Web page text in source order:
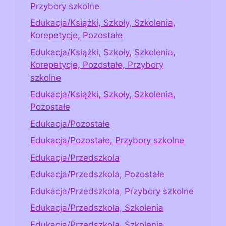
Przybory szkolne
Edukacja/Książki, Szkoły, Szkolenia,
Korepetycje, Pozostałe
Edukacja/Książki, Szkoły, Szkolenia,
Korepetycje, Pozostałe, Przybory
szkolne
Edukacja/Książki, Szkoły, Szkolenia,
Pozostałe
Edukacja/Pozostałe
Edukacja/Pozostałe, Przybory szkolne
Edukacja/Przedszkola
Edukacja/Przedszkola, Pozostałe
Edukacja/Przedszkola, Przybory szkolne
Edukacja/Przedszkola, Szkolenia